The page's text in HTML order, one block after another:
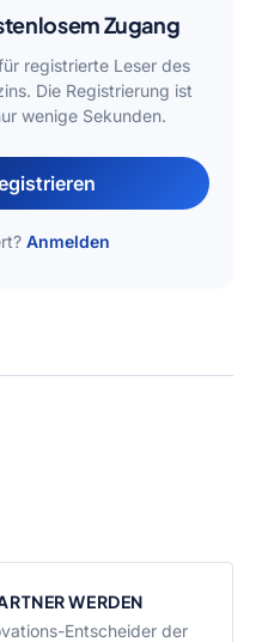
Zugang
registrierte Leser des
Die Registrierung ist
wenige Sekunden.
Anmelden
WERDEN
Entscheider der